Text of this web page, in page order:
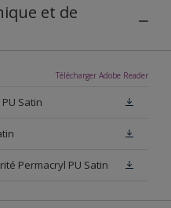
et de
Télécharger Adobe Reader
Satin
Permacryl PU Satin